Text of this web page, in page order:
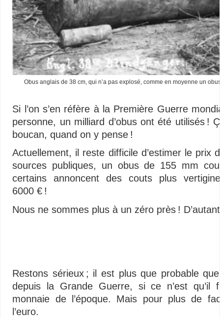
Obus anglais de 38 cm, qui n’a pas explosé, comme en moyenne un
Si l’on s’en réfère à la Première Guerre
personne, un milliard d’obus ont été utilisés !
boucan, quand on y pense !
Actuellement, il reste difficile d’estimer le prix
sources publiques, un obus de 155 mm
certains annoncent des couts plus
6000 € !
Nous ne sommes plus à un zéro près !
Restons sérieux ; il est plus que probable
depuis la Grande Guerre, si ce n’est
monnaie de l’époque. Mais pour plus de
l’euro.